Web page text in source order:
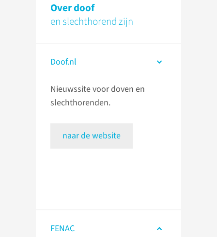
Over doof
en slechthorend zijn
Doof.nl
Nieuwssite voor doven en
slechthorenden.
naar de website
FENAC